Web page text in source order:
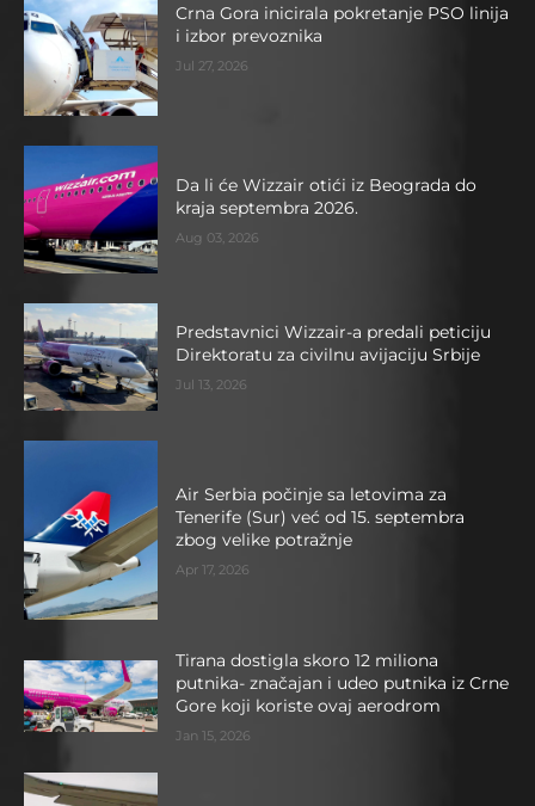
Crna Gora inicirala pokretanje PSO linija
i izbor prevoznika
Jul 27, 2026
Da li će Wizzair otići iz Beograda do
kraja septembra 2026.
Aug 03, 2026
Predstavnici Wizzair-a predali peticiju
Direktoratu za civilnu avijaciju Srbije
Jul 13, 2026
Air Serbia počinje sa letovima za
Tenerife (Sur) već od 15. septembra
zbog velike potražnje
Apr 17, 2026
Tirana dostigla skoro 12 miliona
putnika- značajan i udeo putnika iz Crne
Gore koji koriste ovaj aerodrom
Jan 15, 2026